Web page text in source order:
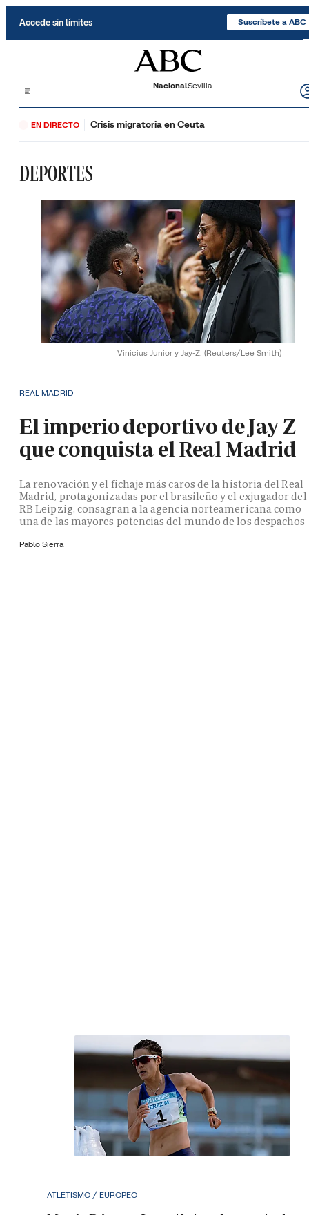
Accede sin límites Suscríbete a ABC
NacionalSevilla
EN DIRECTO Crisis migratoria en Ceuta
DEPORTES
Vinicius Junior y Jay-Z. (Reuters/Lee Smith)
REAL MADRID
El imperio deportivo de Jay Z
que conquista el Real Madrid
La renovación y el fichaje más caros de la historia del Real
Madrid, protagonizadas por el brasileño y el exjugador del
RB Leipzig, consagran a la agencia norteamericana como
una de las mayores potencias del mundo de los despachos
Pablo Sierra
ATLETISMO / EUROPEO